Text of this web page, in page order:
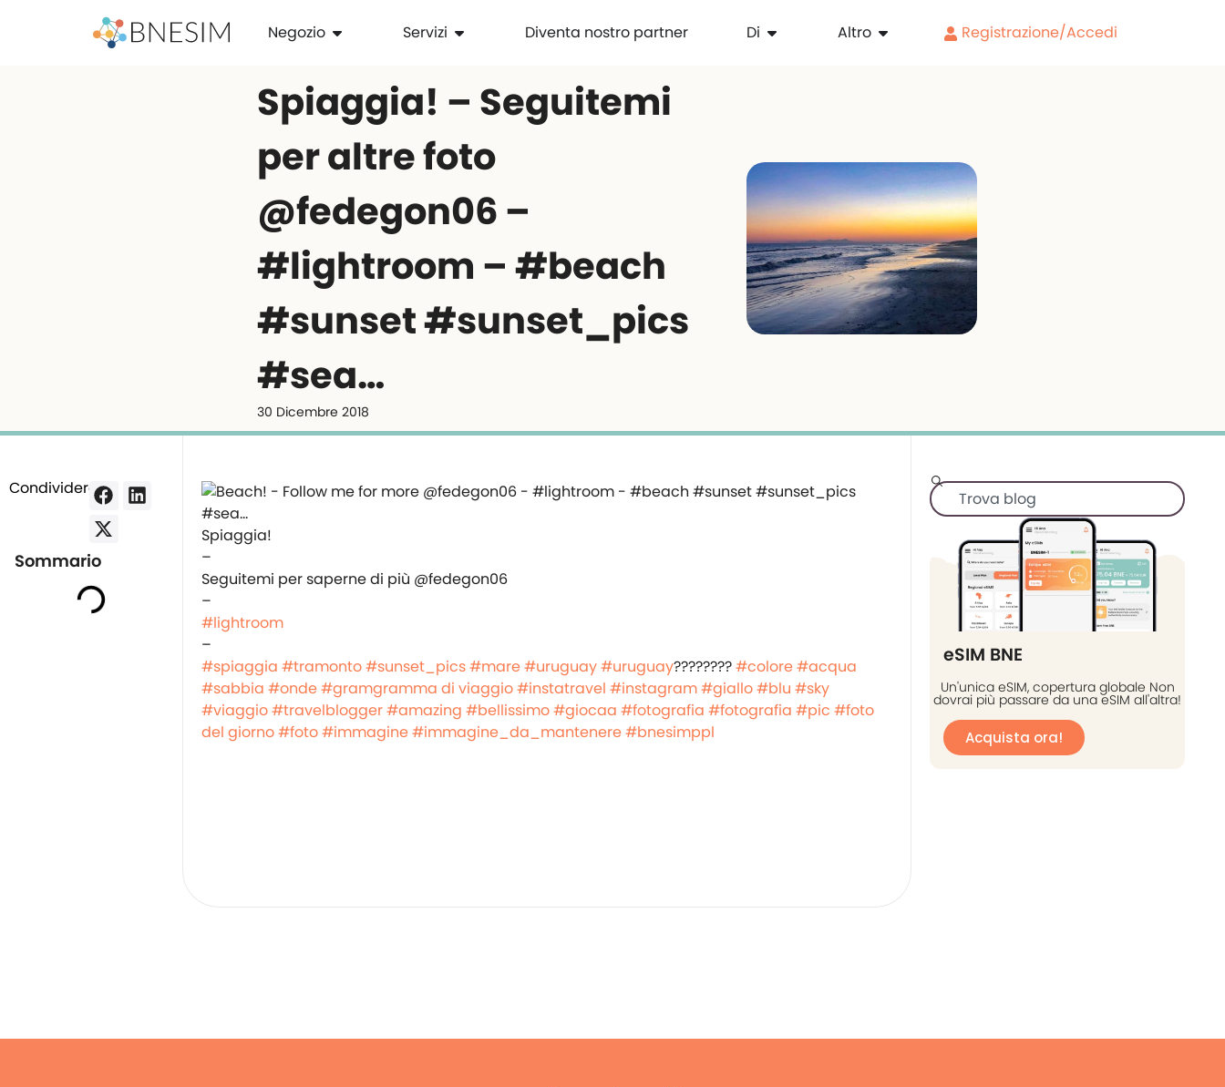
Negozio Servizi Diventa nostro partner Di Altro Registrazione/Accedi
Spiaggia! – Seguitemi
per altre foto
@fedegon06 –
#lightroom – #beach
#sunset #sunset_pics
#sea…
30 Dicembre 2018
Condividere:
Sommario
Spiaggia!
–
Seguitemi per saperne di più @fedegon06
–
#lightroom
–
#spiaggia #tramonto#sunset_pics#mare#uruguay#uruguay????????#colore#acqua
#sabbia #onde#gramgramma di viaggio#instatravel #instagram#giallo#blu #sky
#viaggio#travelblogger#amazing #bellissimo#giocaa #fotografia #fotografia #pic #foto
del giorno#foto#immagine#immagine_da_mantenere#bnesimppl
eSIM BNE
Un'unica eSIM, copertura globale Non
dovrai più passare da una eSIM all'altra!
Acquista ora!